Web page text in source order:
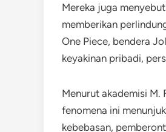
Mereka juga
memberikan
One Piece, bendera
keyakinan pribadi,
Menurut akademisi M.
fenomena ini
kebebasan,